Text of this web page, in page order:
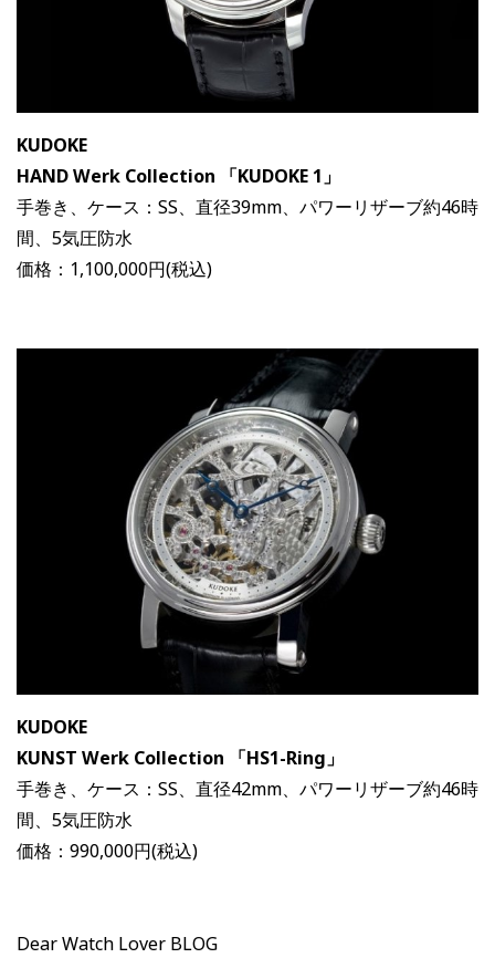
KUDOKE
HAND Werk Collection 「KUDOKE 1」
手巻き、ケース：SS、直径39mm、パワーリザーブ約46時
間、5気圧防水
価格：1,100,000円(税込)
KUDOKE
KUNST Werk Collection 「HS1-Ring」
手巻き、ケース：SS、直径42mm、パワーリザーブ約46時
間、5気圧防水
価格：990,000円(税込)
Dear Watch Lover BLOG